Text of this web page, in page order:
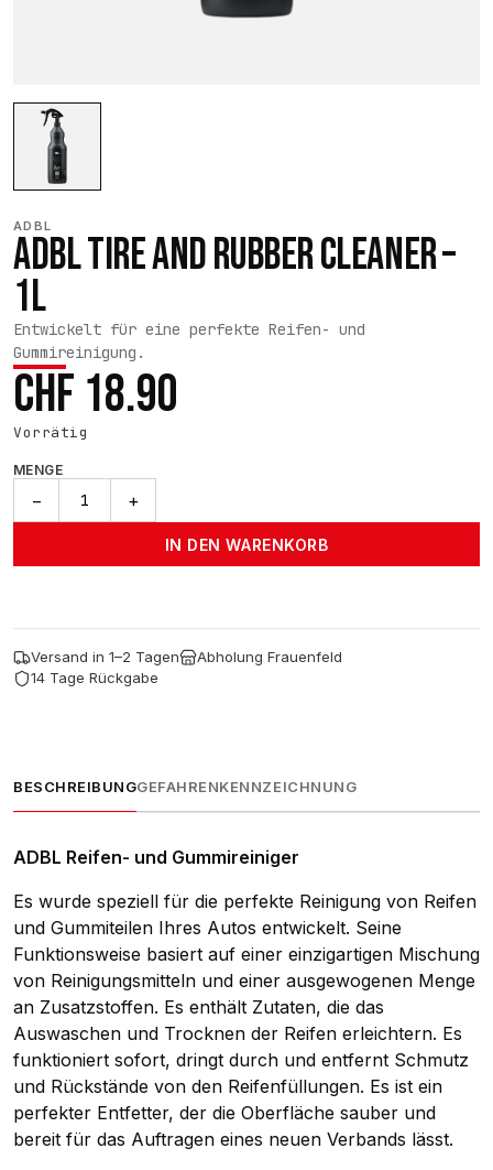
ADBL
ADBL TIRE AND RUBBER CLEANER –
1L
Entwickelt für eine perfekte Reifen- und
Gummireinigung.
CHF 18.90
Vorrätig
MENGE
−
1l
Menge
+
IN DEN WARENKORB
Versand in 1–2 Tagen
Abholung Frauenfeld
14 Tage Rückgabe
BESCHREIBUNGGEFAHRENKENNZEICHNUNG
ADBL Reifen- und Gummireiniger
Es wurde speziell für die perfekte Reinigung von Reifen
und Gummiteilen Ihres Autos entwickelt. Seine
Funktionsweise basiert auf einer einzigartigen Mischung
von Reinigungsmitteln und einer ausgewogenen Menge
an Zusatzstoffen. Es enthält Zutaten, die das
Auswaschen und Trocknen der Reifen erleichtern. Es
funktioniert sofort, dringt durch und entfernt Schmutz
und Rückstände von den Reifenfüllungen. Es ist ein
perfekter Entfetter, der die Oberfläche sauber und
bereit für das Auftragen eines neuen Verbands lässt.